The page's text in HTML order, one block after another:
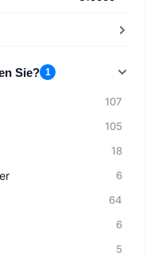
Sie? 1
107
105
18
6
64
6
5